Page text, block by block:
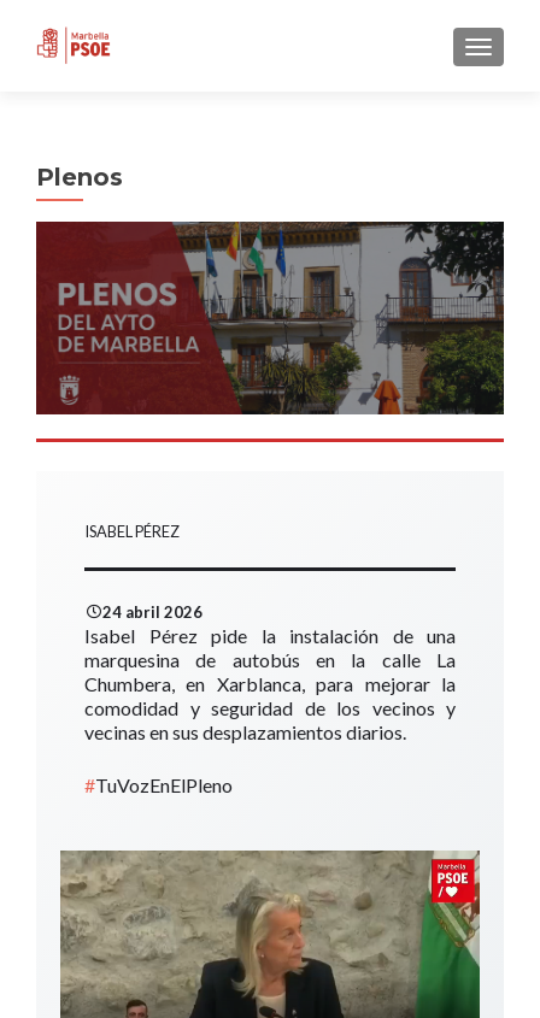
Plenos
ISABEL PÉREZ
24 abril 2026
Isabel Pérez pide la instalación de una
marquesina de autobús en la calle La
Chumbera, en Xarblanca, para mejorar la
comodidad y seguridad de los vecinos y
vecinas en sus desplazamientos diarios.
#TuVozEnElPleno